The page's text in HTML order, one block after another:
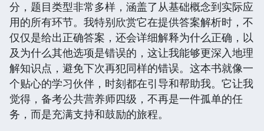
分，题目类型非常多样，涵盖了从基础概念到实际应
用的所有环节。我特别欣赏它在提供答案解析时，不
仅仅是给出正确答案，还会详细解释为什么正确，以
及为什么其他选项是错误的，这让我能够更深入地理
解知识点，避免下次再犯同样的错误。这本书就像一
个贴心的学习伙伴，时刻都在引导和帮助我。它让我
觉得，备考公共营养师四级，不再是一件孤单的任
务，而是充满支持和鼓励的旅程。